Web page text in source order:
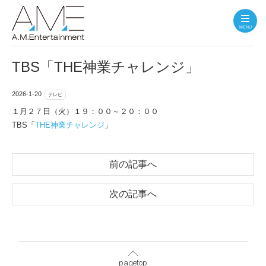
MENU
TBS「THE神業チャレンジ」
2026-1-20 テレビ
１月２７日（火）１９：００～２０：００
TBS「 THE神業チャレンジ 」
前の記事へ
次の記事へ
pagetop